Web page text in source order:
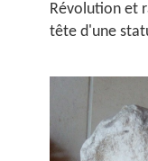
Révolution et
tête d'une